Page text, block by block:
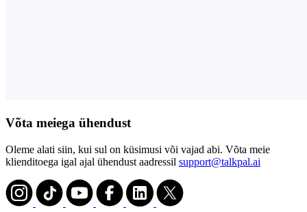
Võta meiega ühendust
Oleme alati siin, kui sul on küsimusi või vajad abi. Võta meie
klienditoega igal ajal ühendust aadressil support@talkpal.ai